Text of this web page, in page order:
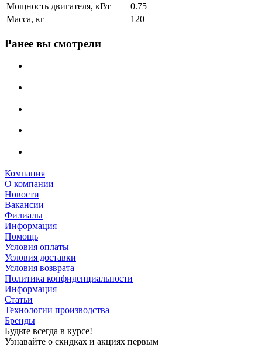
Мощность двигателя, кВт
0.75
Масса, кг
120
Ранее вы смотрели
Компания
О компании
Новости
Вакансии
Филиалы
Информация
Помощь
Условия оплаты
Условия доставки
Условия возврата
Политика конфиденциальности
Информация
Статьи
Технологии производства
Бренды
Будьте всегда в курсе!
Узнавайте о скидках и акциях первым